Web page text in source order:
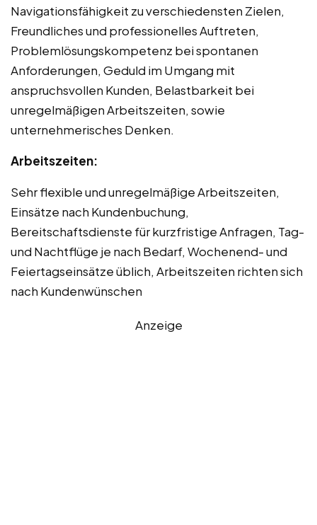
Navigationsfähigkeit zu verschiedensten Zielen,
Freundliches und professionelles Auftreten,
Problemlösungskompetenz bei spontanen
Anforderungen, Geduld im Umgang mit
anspruchsvollen Kunden, Belastbarkeit bei
unregelmäßigen Arbeitszeiten, sowie
unternehmerisches Denken.
Arbeitszeiten:
Sehr flexible und unregelmäßige Arbeitszeiten,
Einsätze nach Kundenbuchung,
Bereitschaftsdienste für kurzfristige Anfragen, Tag-
und Nachtflüge je nach Bedarf, Wochenend- und
Feiertagseinsätze üblich, Arbeitszeiten richten sich
nach Kundenwünschen
Anzeige